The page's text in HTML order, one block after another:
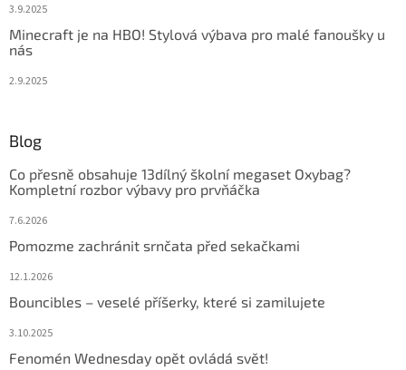
3.9.2025
Minecraft je na HBO! Stylová výbava pro malé fanoušky u
nás
2.9.2025
Blog
Co přesně obsahuje 13dílný školní megaset Oxybag?
Kompletní rozbor výbavy pro prvňáčka
7.6.2026
Pomozme zachránit srnčata před sekačkami
12.1.2026
Bouncibles – veselé příšerky, které si zamilujete
3.10.2025
Fenomén Wednesday opět ovládá svět!